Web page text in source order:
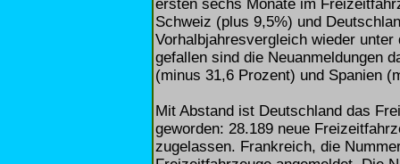
ersten sechs Monate im
Schweiz (plus 9,5%) und
Vorhalbjahresvergleich wieder
gefallen sind die Neuanmeldungen
(minus 31,6 Prozent) und Spanien
Mit Abstand ist Deutschland das
geworden: 28.189 neue
zugelassen. Frankreich, die